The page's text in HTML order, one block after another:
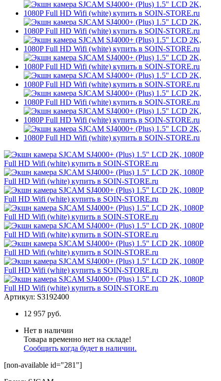
Артикул: S3192400
12 957 руб.
Нет в наличии
Товара временно нет на складе!
Сообщить когда будет в наличии.
[non-available id="281"]